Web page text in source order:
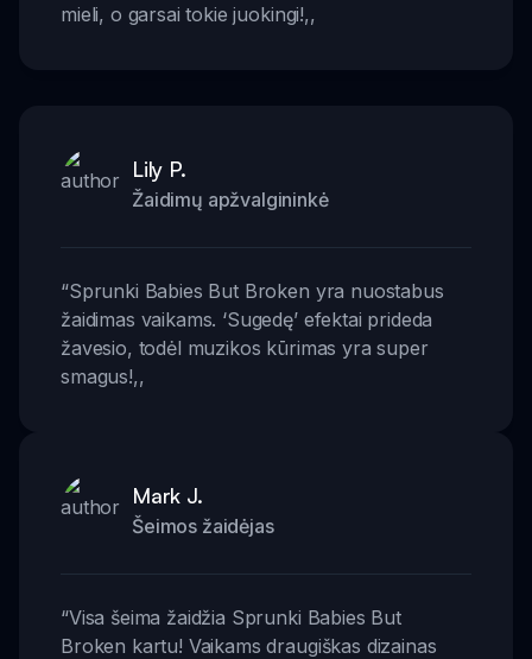
mieli, o garsai tokie juokingi!,,
Lily P.
Žaidimų apžvalgininkė
“Sprunki Babies But Broken yra nuostabus
žaidimas vaikams. ‘Sugedę’ efektai prideda
žavesio, todėl muzikos kūrimas yra super
smagus!,,
Mark J.
Šeimos žaidėjas
“Visa šeima žaidžia Sprunki Babies But
Broken kartu! Vaikams draugiškas dizainas